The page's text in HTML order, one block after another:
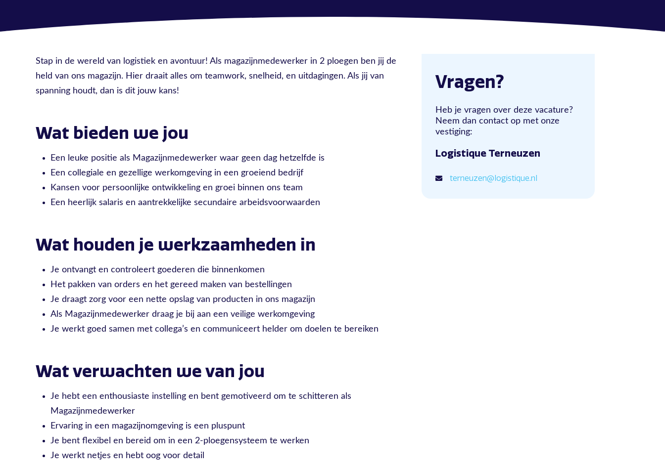
Stap in de wereld van logistiek en avontuur! Als magazijnmedewerker in 2 ploegen ben jij de
held van ons magazijn. Hier draait alles om teamwork, snelheid, en uitdagingen. Als jij van
spanning houdt, dan is dit jouw kans!
Wat bieden we jou
Een leuke positie als Magazijnmedewerker waar geen dag hetzelfde is
Een collegiale en gezellige werkomgeving in een groeiend bedrijf
Kansen voor persoonlijke ontwikkeling en groei binnen ons team
Een heerlijk salaris en aantrekkelijke secundaire arbeidsvoorwaarden
Wat houden je werkzaamheden in
Je ontvangt en controleert goederen die binnenkomen
Het pakken van orders en het gereed maken van bestellingen
Je draagt zorg voor een nette opslag van producten in ons magazijn
Als Magazijnmedewerker draag je bij aan een veilige werkomgeving
Je werkt goed samen met collega’s en communiceert helder om doelen te bereiken
Wat verwachten we van jou
Je hebt een enthousiaste instelling en bent gemotiveerd om te schitteren als
Magazijnmedewerker
Ervaring in een magazijnomgeving is een pluspunt
Je bent flexibel en bereid om in een 2-ploegensysteem te werken
Je werkt netjes en hebt oog voor detail
Vragen?
Heb je vragen over deze vacature?
Neem dan contact op met onze
vestiging:
Logistique Terneuzen
terneuzen@logistique.nl